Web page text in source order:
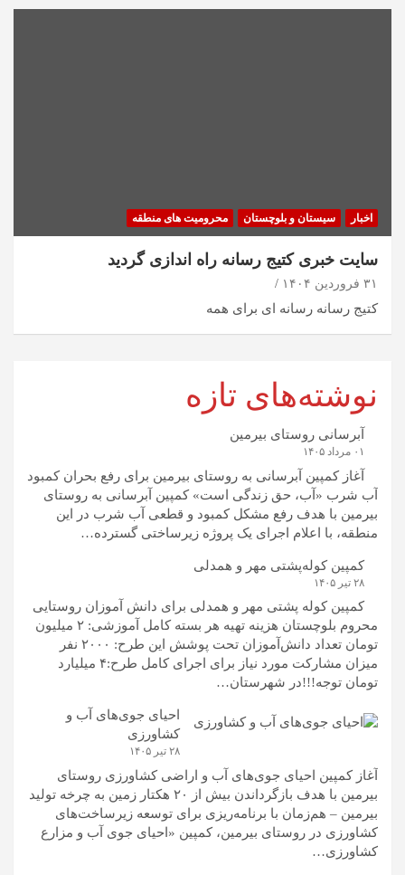
اخبار سیستان و بلوچستان محرومیت های منطقه
سایت خبری کتیج رسانه راه اندازی گردید
۳۱ فروردین ۱۴۰۴
کتیج رسانه رسانه ای برای همه
نوشته‌های تازه
آبرسانی روستای بیرمین
۰۱ مرداد ۱۴۰۵
آغاز کمپین آبرسانی به روستای بیرمین برای رفع بحران کمبود
آب شرب «آب، حق زندگی است» کمپین آبرسانی به روستای
بیرمین با هدف رفع مشکل کمبود و قطعی آب شرب در این
منطقه، با اعلام اجرای یک پروژه زیرساختی گسترده…
کمپین کوله‌پشتی مهر و همدلی
۲۸ تیر ۱۴۰۵
کمپین کوله‌ پشتی مهر و همدلی برای دانش آموزان روستایی
محروم بلوچستان هزینه تهیه هر بسته کامل آموزشی: ۲ میلیون
تومان تعداد دانش‌آموزان تحت پوشش این طرح: ۲۰۰۰ نفر
میزان مشارکت مورد نیاز برای اجرای کامل طرح:۴ میلیارد
تومان توجه!!!در شهرستان…
احیای جوی‌های آب و
کشاورزی
۲۸ تیر ۱۴۰۵
آغاز کمپین احیای جوی‌های آب و اراضی کشاورزی روستای
بیرمین با هدف بازگرداندن بیش از ۲۰ هکتار زمین به چرخه تولید
بیرمین – هم‌زمان با برنامه‌ریزی برای توسعه زیرساخت‌های
کشاورزی در روستای بیرمین، کمپین «احیای جوی آب و مزارع
کشاورزی…